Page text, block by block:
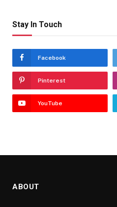
Stay In Touch
Facebook
Pinterest
YouTube
ABOUT